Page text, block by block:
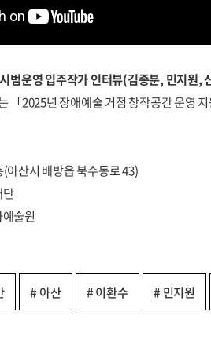
범운영 입주작가 인터뷰(김종분, 민지원,
「2025년 장애예술 거점 창작공간 운영
아산시 배방읍 북수동로 43)
단
술원
# 아산 # 이환수 # 민지원